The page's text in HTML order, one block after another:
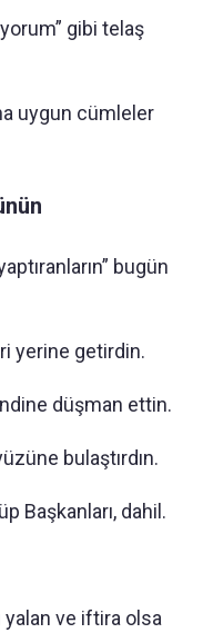
gibi telaş
uygun cümleler
bugün
yerine getirdin.
düşman ettin.
bulaştırdın.
Başkanları, dahil.
yalan ve iftira olsa